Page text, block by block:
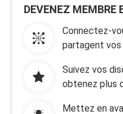
DEVENEZ MEMBRE
Connectez-
partagent
Suivez vos
obtenez plus
Mettez en